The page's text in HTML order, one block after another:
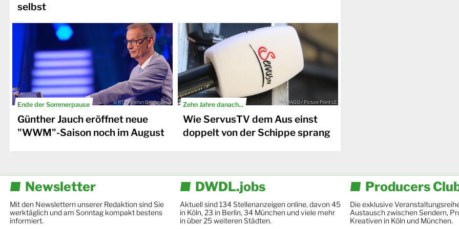
selbst
Ende der Sommerpause © RTL / Stefan Gregorowius
Günther Jauch eröffnet neue
"WWM"-Saison noch im August
Zehn Jahre danach... © IMAGO / Picture Point LE
Wie ServusTV dem Aus einst
doppelt von der Schippe sprang
Newsletter
Mit den Newslettern unserer Redaktion sind Sie
werktäglich und am Sonntag kompakt bestens
informiert.
DWDL.jobs
Aktuell sind 134 Stellenanzeigen online, davon 45
in Köln, 23 in Berlin, 34 München und viele mehr
in über 25 weiteren Städten.
Producers
Die exklusive
Austausch zwischen Sendern,
Kreativen in Köln und München.